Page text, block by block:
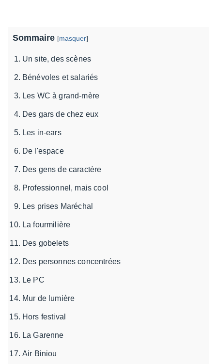
Sommaire [masquer]
Un site, des scènes
Bénévoles et salariés
Les WC à grand-mère
Des gars de chez eux
Les in-ears
De l'espace
Des gens de caractère
Professionnel, mais cool
Les prises Maréchal
La fourmilière
Des gobelets
Des personnes concentrées
Le PC
Mur de lumière
Hors festival
La Garenne
Air Biniou